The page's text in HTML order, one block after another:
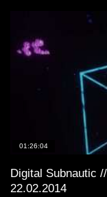
01:26:04
Digital Subnautic
22.02.2014